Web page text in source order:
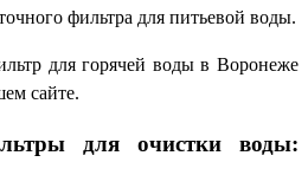
фильтра для питьевой воды.
для горячей воды в Воронеже
сайте.
для очистки воды: